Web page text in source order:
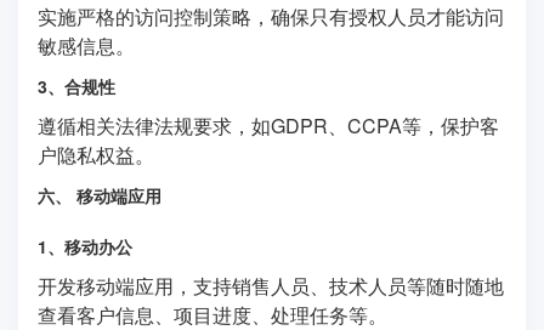
实施严格的访问控制策略，确保只有授权人员才能访问
敏感信息。
3、合规性
遵循相关法律法规要求，如GDPR、CCPA等，保护客
户隐私权益。
六、 移动端应用
1、移动办公
开发移动端应用，支持销售人员、技术人员等随时随地
查看客户信息、项目进度、处理任务等。